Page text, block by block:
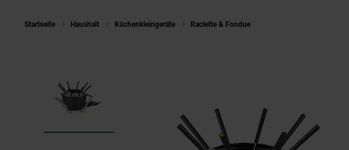
Startseite Haushalt Küchenkleingeräte Raclette & Fondue